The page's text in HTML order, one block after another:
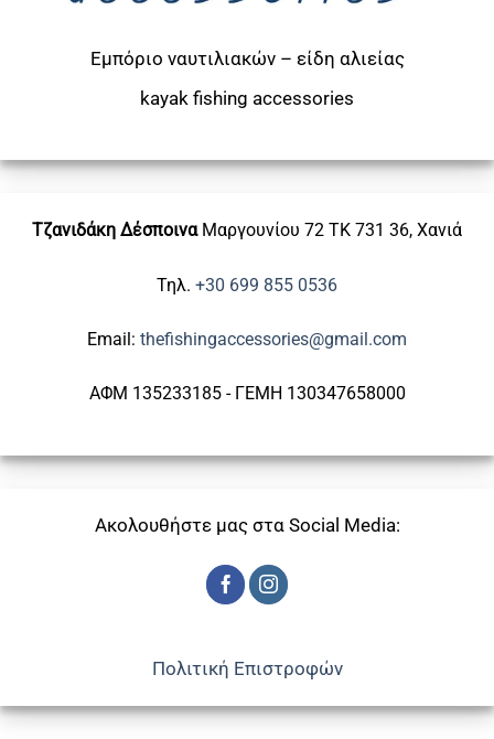
Εμπόριο ναυτιλιακών – είδη αλιείας
kayak fishing accessories
Τζανιδάκη Δέσποινα Μαργουνίου 72 ΤΚ 731 36, Χανιά
Τηλ. +30 699 855 0536
Email: thefishingaccessories@gmail.com
ΑΦΜ 135233185 - ΓΕΜΗ 130347658000
Ακολουθήστε μας στα Social Media:
Πολιτική Επιστροφών